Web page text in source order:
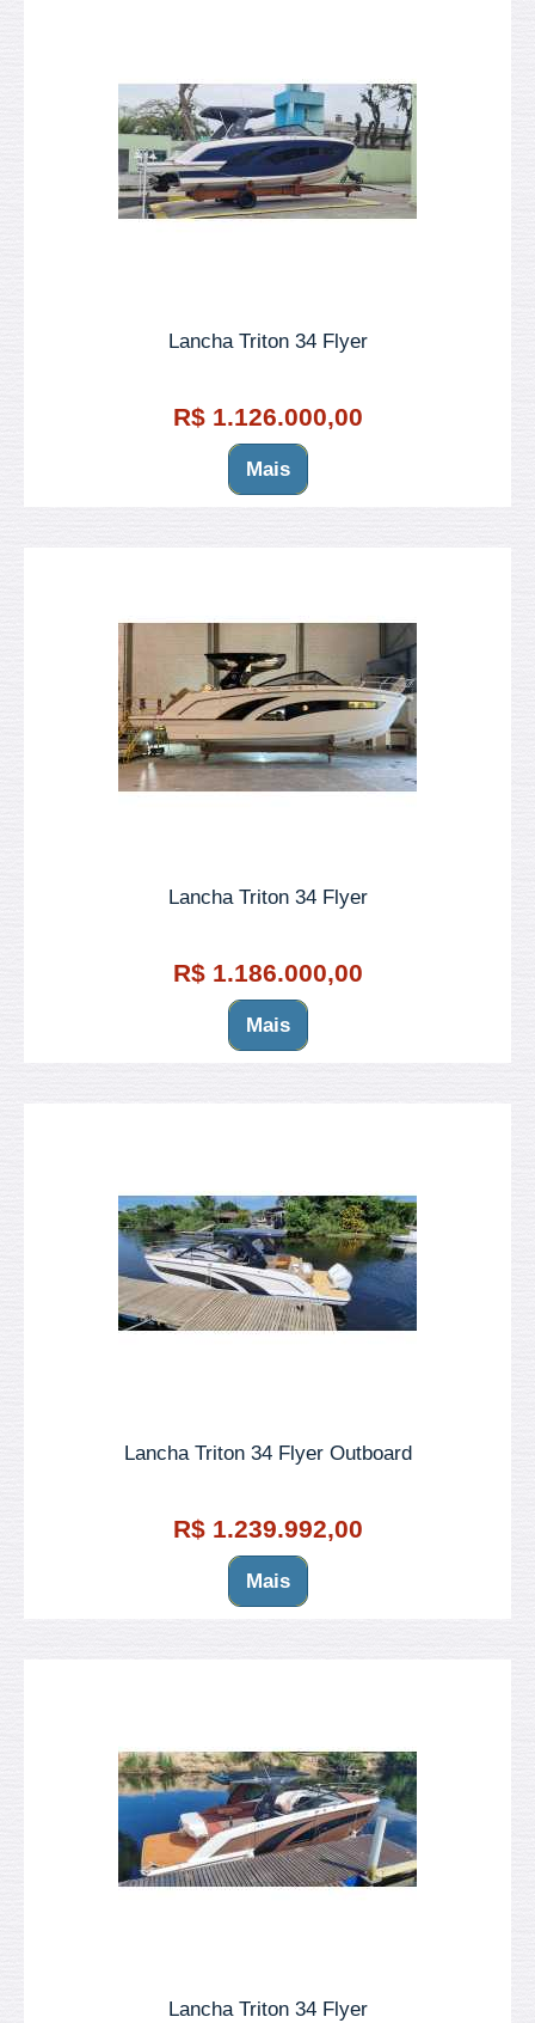
Lancha Triton 34 Flyer
R$ 1.126.000,00
Mais
Lancha Triton 34 Flyer
R$ 1.186.000,00
Mais
Lancha Triton 34 Flyer Outboard
R$ 1.239.992,00
Mais
Lancha Triton 34 Flyer